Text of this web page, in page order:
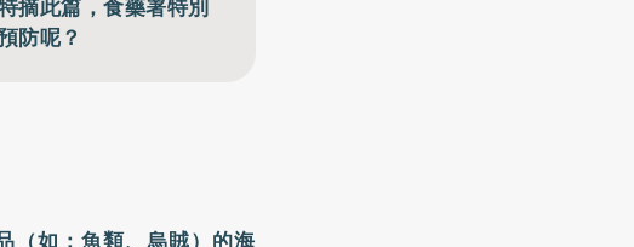
摘此篇，食藥署特別
防呢？